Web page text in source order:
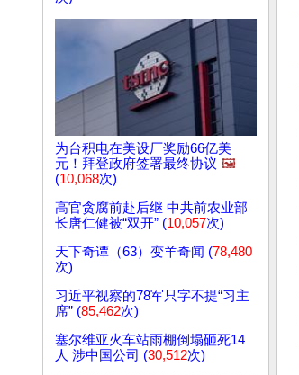
为台积电在美设厂奖励66亿美
元！拜登政府签署最终协议 🖼️
(10,068次)
高官贪腐前​​赴后继 中共前农业部
长唐仁健被“双开” (10,057次)
天下奇谭（63）变羊奇闻 (78,480
次)
习近平视察的78军只字不提“习主
席” (85,462次)
塞尔维亚火车站雨棚倒塌砸死14
人 涉中国公司 (30,512次)